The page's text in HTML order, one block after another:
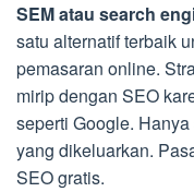
SEM atau search
satu alternatif terbaik
pemasaran online.
mirip dengan SEO
seperti Google.
yang dikeluarkan.
SEO gratis.